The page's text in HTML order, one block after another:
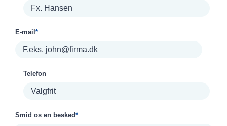
E-mail *
Telefon
Smid os en besked*